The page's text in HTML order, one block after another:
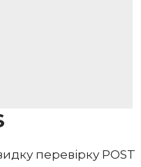
перевірку POST